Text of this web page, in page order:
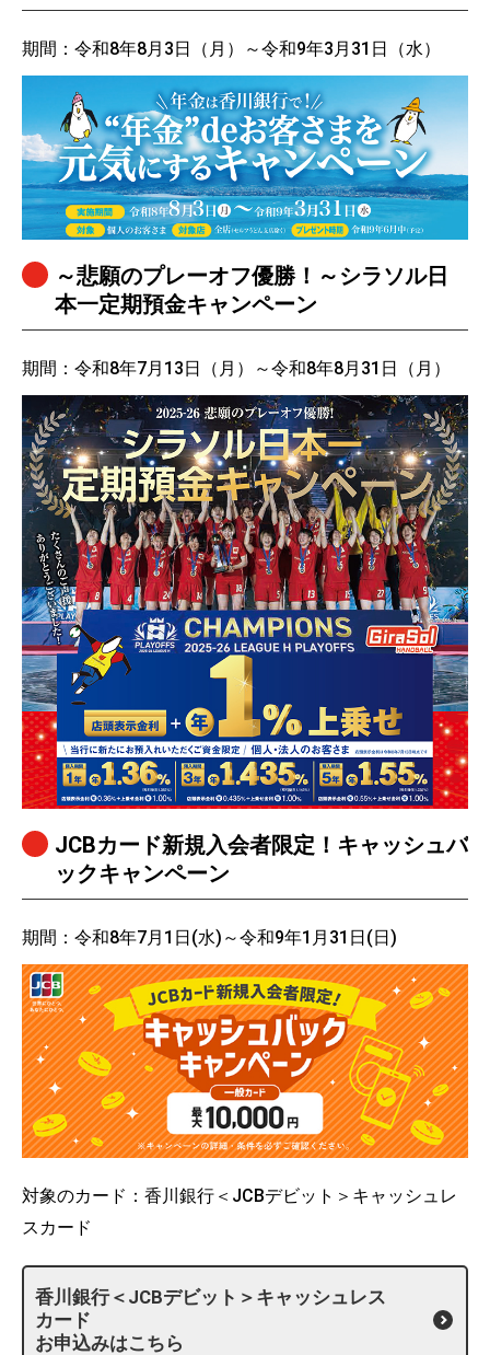
期間：令和8年8月3日（月）～令和9年3月31日（水）
～悲願のプレーオフ優勝！～シラソル日
本一定期預金キャンペーン
期間：令和8年7月13日（月）～令和8年8月31日（月）
JCBカード新規入会者限定！キャッシュバ
ックキャンペーン
期間：令和8年7月1日(水)～令和9年1月31日(日)
対象のカード：香川銀行＜JCBデビット＞キャッシュレ
スカード
香川銀行＜JCBデビット＞キャッシュレス
カード
お申込みはこちら